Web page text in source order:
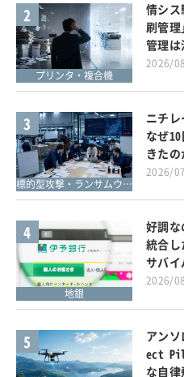
2
プリンタ・複合機
情シス
刷管理
管理は
2026/
3
標的型攻撃・ランサムウェア対策
ニチレ
なぜ
きたの
2026/
4
地銀
好調な
統合
サバイ
2026/
5
アン
ect
な自